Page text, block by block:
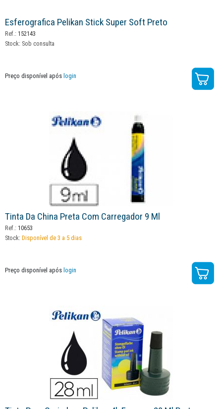
Esferografica Pelikan Stick Super Soft Preto
Ref.: 152143
Stock: Sob consulta
Preço disponível após login
Tinta Da China Preta Com Carregador 9 Ml
Ref.: 10653
Stock: Disponível de 3 a 5 dias
Preço disponível após login